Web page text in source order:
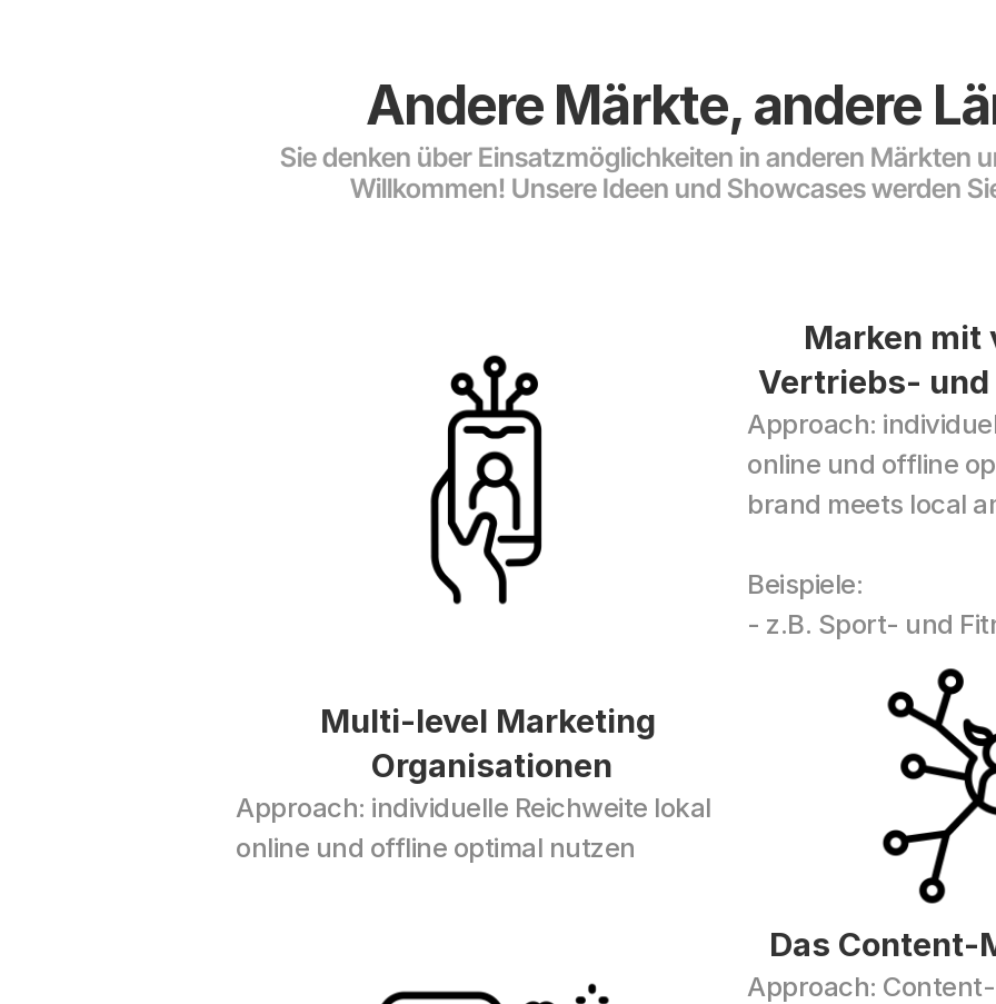
Andere Märkte, andere
Sie denken über Einsatzmöglichkeiten in anderen Märkten
Willkommen! Unsere Ideen und Showcases werden
Marken mit
Vertriebs-
Approach:
online und offline
brand meets local
Beispiele:
- z.B. Sport- und
Multi-level Marketing
Organisationen
Approach: individuelle Reichweite lokal
online und offline optimal nutzen
Das Content-
Approach: